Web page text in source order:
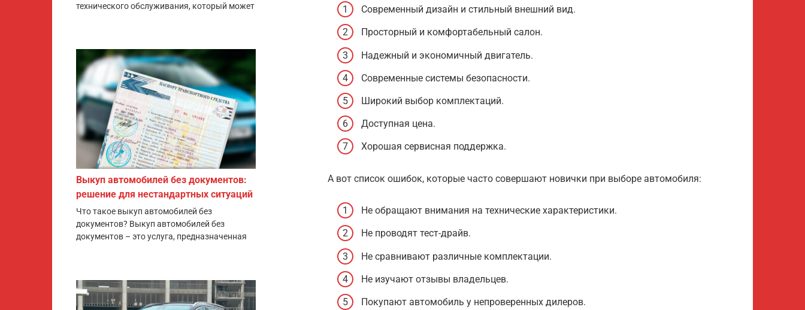
Современный дизайн и стильный внешний вид.
Просторный и комфортабельный салон.
Надежный и экономичный двигатель.
Современные системы безопасности.
Широкий выбор комплектаций.
Доступная цена.
Хорошая сервисная поддержка.
А вот список ошибок, которые часто совершают новички при выборе автомобиля:
Не обращают внимания на технические характеристики.
Не проводят тест-драйв.
Не сравнивают различные комплектации.
Не изучают отзывы владельцев.
Покупают автомобиль у непроверенных дилеров.
технического обслуживания, который может
Выкуп автомобилей без документов:
решение для нестандартных ситуаций
Что такое выкуп автомобилей без
документов? Выкуп автомобилей без
документов – это услуга, предназначенная